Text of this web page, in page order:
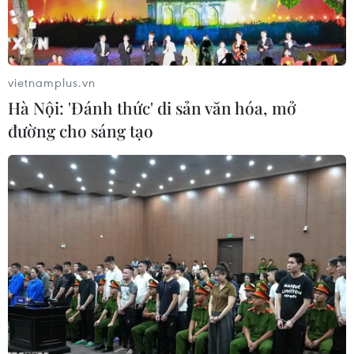
Phó Thủ tướng Phạm Bình Minh tiếp ông Tsutomu Takebe, Cố
vấn đặc biệt Liên minh Nghị sỹ Hữu nghị Nhật-Việt đang ở thăm
và làm việc tại Việt Nam. (Ảnh: Nguyễn Dân/TTXVN)
Chiều 8/12, tại Hà Nội, Phó Thủ tướng Chính
vietnamplus.vn
Hà Nội: 'Đánh thức' di sản văn hóa, mở
đường cho sáng tạo